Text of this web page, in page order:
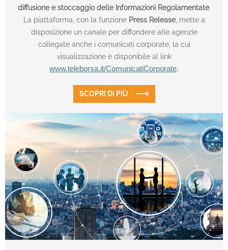
diffusione e stoccaggio delle Informazioni Regolamentate.
La piattaforma, con la funzione Press Release, mette a
disposizione un canale per diffondere alle agenzie
collegate anche i comunicati corporate, la cui
visualizzazione è disponibile al link
www.teleborsa.it/ComunicatiCorporate.
SCOPRI DI PIÙ